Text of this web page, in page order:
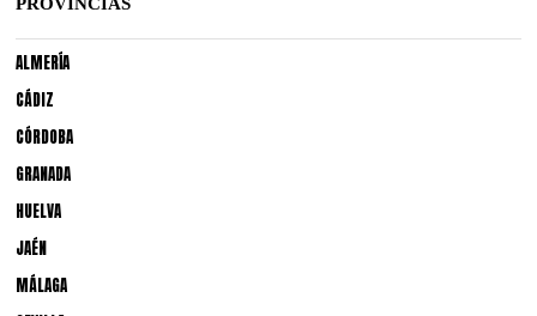
ALMERÍA
CÁDIZ
CÓRDOBA
GRANADA
HUELVA
JAÉN
MÁLAGA